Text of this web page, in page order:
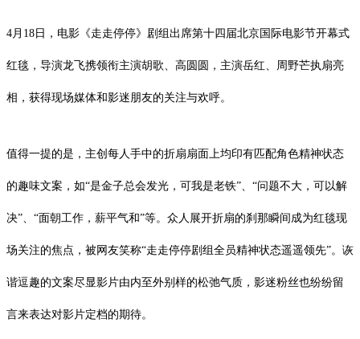
4月18日，电影《走走停停》剧组出席第十四届北京国际电影节开幕式
红毯，导演龙飞携领衔主演胡歌、高圆圆，主演岳红、周野芒执扇亮
相，获得现场媒体和影迷朋友的关注与欢呼。
值得一提的是，主创每人手中的折扇扇面上均印有匹配角色精神状态
的趣味文案，如“是金子总会发光，可我是老铁”、“问题不大，可以解
决”、“面朝工作，薪平气和”等。众人展开折扇的刹那瞬间成为红毯现
场关注的焦点，被网友笑称“走走停停剧组全员精神状态遥遥领先”。诙
谐逗趣的文案尽显影片由内至外别样的松弛气质，影迷粉丝也纷纷留
言来表达对影片定档的期待。